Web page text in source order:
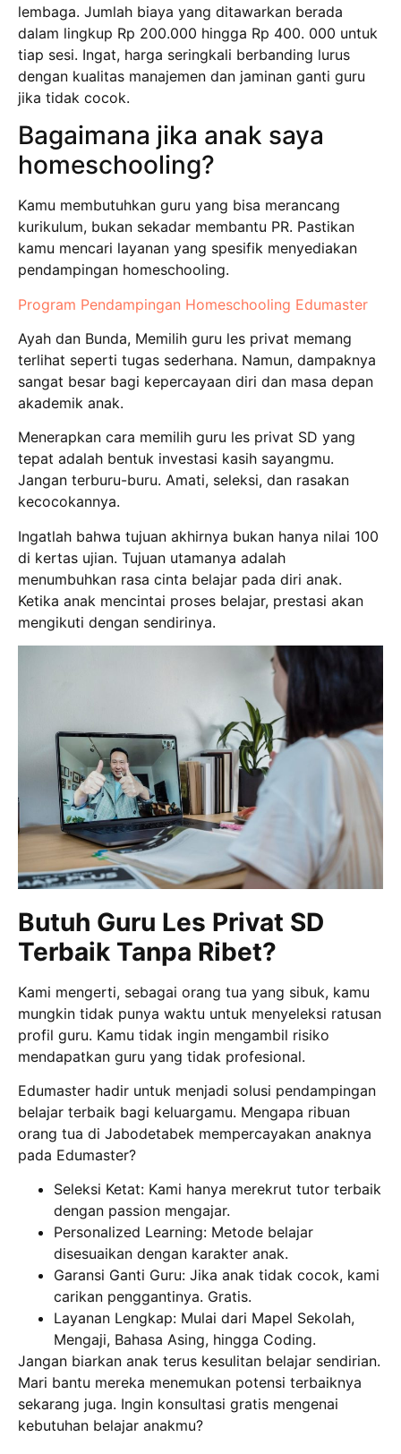
lembaga. Jumlah biaya yang ditawarkan berada
dalam lingkup Rp 200.000 hingga Rp 400. 000 untuk
tiap sesi. Ingat, harga seringkali berbanding lurus
dengan kualitas manajemen dan jaminan ganti guru
jika tidak cocok.
Bagaimana jika anak saya
homeschooling?
Kamu membutuhkan guru yang bisa merancang
kurikulum, bukan sekadar membantu PR. Pastikan
kamu mencari layanan yang spesifik menyediakan
pendampingan homeschooling.
Program Pendampingan Homeschooling Edumaster
Ayah dan Bunda, Memilih guru les privat memang
terlihat seperti tugas sederhana. Namun, dampaknya
sangat besar bagi kepercayaan diri dan masa depan
akademik anak.
Menerapkan cara memilih guru les privat SD yang
tepat adalah bentuk investasi kasih sayangmu.
Jangan terburu-buru. Amati, seleksi, dan rasakan
kecocokannya.
Ingatlah bahwa tujuan akhirnya bukan hanya nilai 100
di kertas ujian. Tujuan utamanya adalah
menumbuhkan rasa cinta belajar pada diri anak.
Ketika anak mencintai proses belajar, prestasi akan
mengikuti dengan sendirinya.
Butuh Guru Les Privat SD
Terbaik Tanpa Ribet?
Kami mengerti, sebagai orang tua yang sibuk, kamu
mungkin tidak punya waktu untuk menyeleksi ratusan
profil guru. Kamu tidak ingin mengambil risiko
mendapatkan guru yang tidak profesional.
Edumaster hadir untuk menjadi solusi pendampingan
belajar terbaik bagi keluargamu. Mengapa ribuan
orang tua di Jabodetabek mempercayakan anaknya
pada Edumaster?
Seleksi Ketat: Kami hanya merekrut tutor terbaik
dengan passion mengajar.
Personalized Learning: Metode belajar
disesuaikan dengan karakter anak.
Garansi Ganti Guru: Jika anak tidak cocok, kami
carikan penggantinya. Gratis.
Layanan Lengkap: Mulai dari Mapel Sekolah,
Mengaji, Bahasa Asing, hingga Coding.
Jangan biarkan anak terus kesulitan belajar sendirian.
Mari bantu mereka menemukan potensi terbaiknya
sekarang juga. Ingin konsultasi gratis mengenai
kebutuhan belajar anakmu?